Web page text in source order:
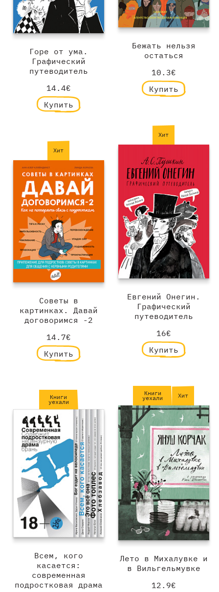
Горе от ума.
Графический
путеводитель
14.4€
Купить
Бежать нельзя
остаться
10.3€
Купить
Хит
Евгений Онегин.
Графический
путеводитель
16€
Купить
Хит
Советы в
картинках. Давай
договоримся -2
14.7€
Купить
Книги
уехали Хит
Лето в Михалувке и
в Вильгельмувке
12.9€
Книги
уехали
Всем, кого
касается:
современная
подростковая драма